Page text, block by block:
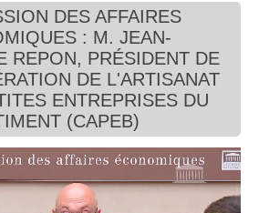
Présidence
Évènements
Histoire
Autres
DES AFFAIRES
: M. JEAN-
REPON, PRÉSIDENT DE
DE L'ARTISANAT
ENTREPRISES DU
(CAPEB)